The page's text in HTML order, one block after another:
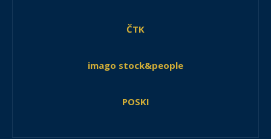
ČTK
imago stock&people
POSKI